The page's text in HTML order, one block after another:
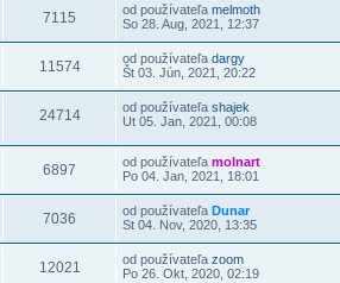
7115 od používateľa melmoth
So 28. Aug, 2021, 12:37
11574 od používateľa dargy
Št 03. Jún, 2021, 20:22
24714 od používateľa shajek
Ut 05. Jan, 2021, 00:08
6897 od používateľa molnart
Po 04. Jan, 2021, 18:01
7036 od používateľa Dunar
St 04. Nov, 2020, 13:35
12021 od používateľa zoom
Po 26. Okt, 2020, 02:19